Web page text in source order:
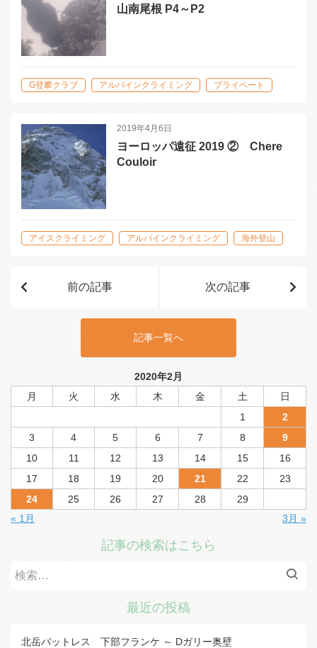
山南尾根 P4～P2
G登攀クラブ アルパインクライミング プライベート
2019年4月6日
ヨーロッパ遠征 2019 ② Chere
Couloir
アイスクライミング アルパインクライミング 海外登山
前の記事 次の記事
記事一覧へ
2020年2月
月
火 水 木 金 土
日
1
2
3
4 5 6 7 8
9
10
11 12 13 14 15
16
17
18 19 20 21 22
23
24
25 26 27 28
29
« 1月
3月 »
記事の検索はこちら
検
最近の投稿
北岳バットレス 下部フランケ ～ Dガリー奥壁